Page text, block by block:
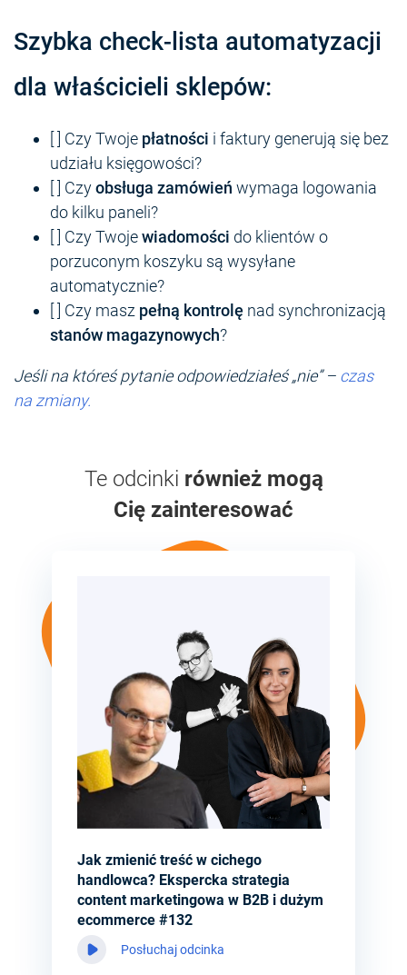
Szybka check-lista automatyzacji
dla właścicieli sklepów:
[ ] Czy Twoje płatności i faktury generują się bez
udziału księgowości?
[ ] Czyobsługa zamówień wymaga logowania
do kilku paneli?
[ ] Czy Twojewiadomości do klientów o
porzuconym koszyku są wysyłane
automatycznie?
[ ] Czy masz pełną kontrolę nad synchronizacją
stanów magazynowych?
Jeśli na któreś pytanie odpowiedziałeś „nie” – czas
na zmiany.
Te odcinki również mogą
Cię zainteresować
Jak zmienić treść w cichego
handlowca? Ekspercka strategia
content marketingowa w B2B i dużym
ecommerce #132
Posłuchaj odcinka